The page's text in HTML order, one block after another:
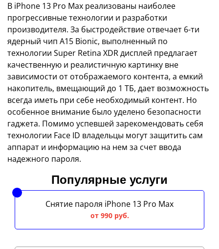
В iPhone 13 Pro Max реализованы наиболее
прогрессивные технологии и разработки
производителя. За быстродействие отвечает 6-ти
ядерный чип A15 Bionic, выполненный по
технологии Super Retina XDR дисплей предлагает
качественную и реалистичную картинку вне
зависимости от отображаемого контента, а емкий
накопитель, вмещающий до 1 ТБ, дает возможность
всегда иметь при себе необходимый контент. Но
особенное внимание было уделено безопасности
гаджета. Помимо успевшей зарекомендовать себя
технологии Face ID владельцы могут защитить сам
аппарат и информацию на нем за счет ввода
надежного пароля.
Популярные услуги
Снятие пароля iPhone 13 Pro Max
от 990 руб.